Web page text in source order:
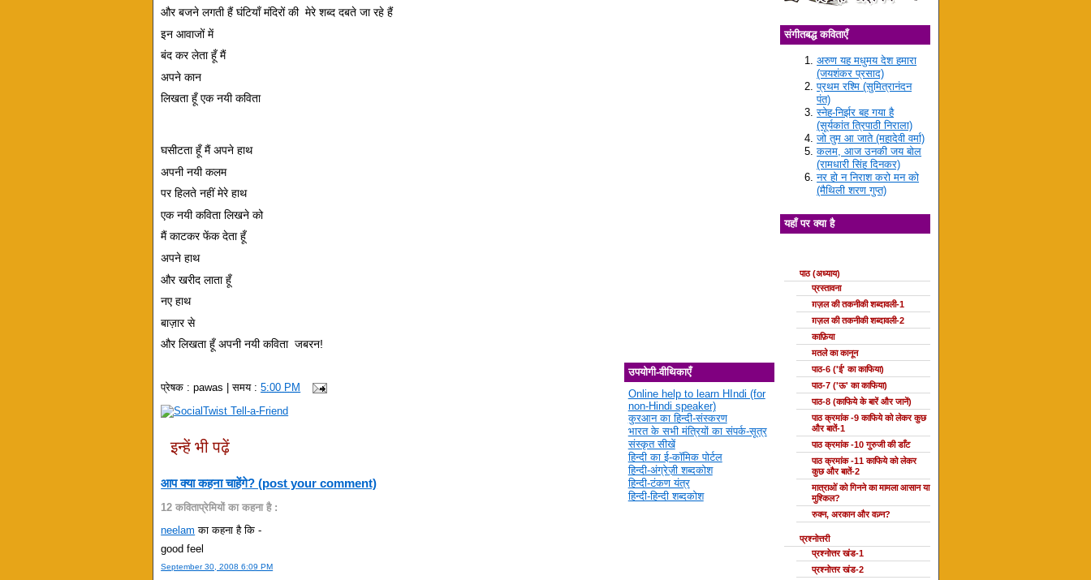
और बजने लगती हैं घंटियाँ मंदिरों की  मेरे शब्द दबते जा रहे हैं
इन आवाजों में
बंद कर लेता हूँ मैं
अपने कान
लिखता हूँ एक नयी कविता
घसीटता हूँ मैं अपने हाथ
अपनी नयी कलम
पर हिलते नहीं मेरे हाथ
एक नयी कविता लिखने को
मैं काटकर फेंक देता हूँ
अपने हाथ
और खरीद लाता हूँ
नए हाथ
बाज़ार से
और लिखता हूँ अपनी नयी कविता  जबरन!
प्रेषक :pawas | समय :5:00 PM
इन्हें भी पढ़ें
आप क्या कहना चाहेंगे? (post your comment)
12 कविताप्रेमियों का कहना है :
neelam का कहना है कि -
good feel
September 30, 2008 6:09 PM
उपयोगी-वीथिकाएँ
Online help to learn HIndi (for
non-Hindi speaker)
कुरआन का हिन्दी-संस्करण
भारत के सभी मंत्रियों का संपर्क-सूत्र
संस्कृत सीखें
हिन्दी का ई-कॉमिक पोर्टल
हिन्दी-अंग्रेज़ी शब्दकोश
हिन्दी-टंकण यंत्र
हिन्दी-हिन्दी शब्दकोश
संगीतबद्ध कविताएँ
अरुण यह मधुमय देश हमारा
(जयशंकर प्रसाद)
प्रथम रश्मि (सुमित्रानंदन
पंत)
स्नेह-निर्झर बह गया है
(सूर्यकांत त्रिपाठी निराला)
जो तुम आ जाते (महादेवी वर्मा)
कलम, आज उनकी जय बोल
(रामधारी सिंह दिनकर)
नर हो न निराश करो मन को
(मैथिली शरण गुप्त)
यहाँ पर क्या है
पाठ (अध्याय)
प्रस्तावना
ग़ज़ल की तकनीकी शब्दावली-1
ग़ज़ल की तकनीकी शब्दावली-2
काफ़िया
मतले का कानून
पाठ-6 ('ई' का काफिया)
पाठ-7 ('ऊ' का काफिया)
पाठ-8 (काफिये के बारें और जानें)
पाठ क्रमांक -9 काफिये को लेकर कुछ
और बातें-1
पाठ क्रमांक -10 गुरुजी की डाँट
पाठ क्रमांक -11 काफिये को लेकर
कुछ और बातें-2
मात्राओं को गिनने का मामला आसान या
मुश्किल?
रुक्न, अरकान और वज़्न?
प्रश्नोत्तरी
प्रश्नोत्तर खंड-1
प्रश्नोत्तर खंड-2